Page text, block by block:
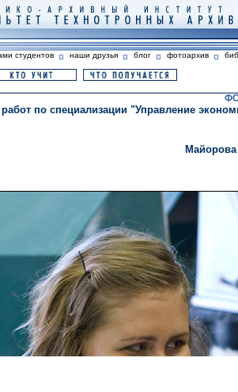
студентов наши друзья блог фотоархив
по специализации "Управление